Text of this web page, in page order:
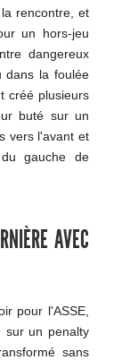
rencontre, et
un hors-jeu
dangereux
dans la foulée
créé plusieurs
buté sur un
vers l'avant et
gauche de
AVEC
pour l'ASSE,
sur un penalty
sans